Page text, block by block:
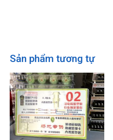
Sản phẩm tương tự